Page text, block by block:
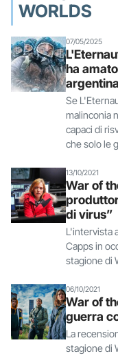
WORLDS
07/05/2025
ha
argentina
Se
malinconia
capaci di
che solo le
13/10/2021
War of
di virus”
L'intervista
Capps in
stagione di
06/10/2021
War of
guerra
La
stagione di